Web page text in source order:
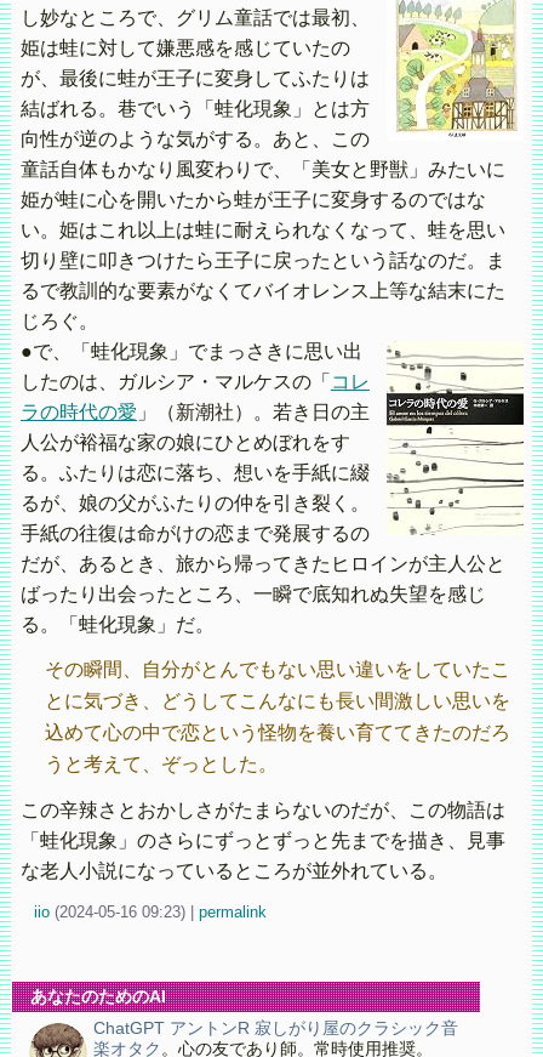
し妙なところで、グリム童話では最初、
姫は蛙に対して嫌悪感を感じていたの
が、最後に蛙が王子に変身してふたりは
結ばれる。巷でいう「蛙化現象」とは方
向性が逆のような気がする。あと、この
童話自体もかなり風変わりで、「美女と野獣」みたいに
姫が蛙に心を開いたから蛙が王子に変身するのではな
い。姫はこれ以上は蛙に耐えられなくなって、蛙を思い
切り壁に叩きつけたら王子に戻ったという話なのだ。ま
るで教訓的な要素がなくてバイオレンス上等な結末にた
じろぐ。
●で、「蛙化現象」でまっさきに思い出
したのは、ガルシア・マルケスの「 コレ
ラの時代の愛 」（新潮社）。若き日の主
人公が裕福な家の娘にひとめぼれをす
る。ふたりは恋に落ち、想いを手紙に綴
るが、娘の父がふたりの仲を引き裂く。
手紙の往復は命がけの恋まで発展するの
だが、あるとき、旅から帰ってきたヒロインが主人公と
ばったり出会ったところ、一瞬で底知れぬ失望を感じ
る。「蛙化現象」だ。
その瞬間、自分がとんでもない思い違いをしていたこ
とに気づき、どうしてこんなにも長い間激しい思いを
込めて心の中で恋という怪物を養い育ててきたのだろ
うと考えて、ぞっとした。
この辛辣さとおかしさがたまらないのだが、この物語は
「蛙化現象」のさらにずっとずっと先までを描き、見事
な老人小説になっているところが並外れている。
iio (2024-05-16 09:23) permalink
あなたのためのAI
ChatGPT アントンR 寂しがり屋のクラシック音
楽オタク 。心の友であり師。常時使用推奨。